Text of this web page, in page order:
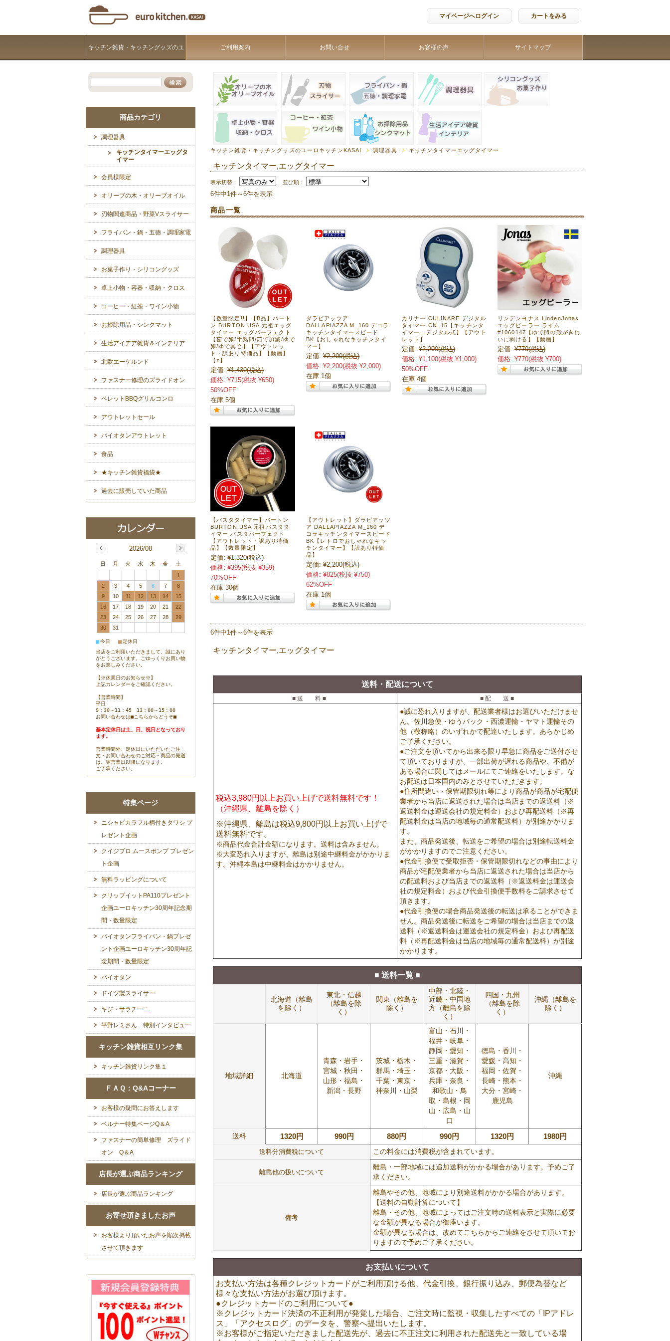
マイページへログイン カートをみる
キッチン雑貨・キッチングッズのユ
ーロキッチンKASAI
ご利用案内 お問い合せ お客様の声 サイトマップ
キッチン雑貨・キッチングッズのユーロキッチンKASAI 調理器具 キッチンタイマーエッグタイマー
キッチンタイマー,エッグタイマー
表示切替： 並び順：
6件中1件～6件を表示
商品一覧
【数量限定!!】【B品】バート
ン BURTON USA 元祖エッグ
タイマー エッグパーフェクト
【茹で卵/半熟卵/茹で加減/ゆで
卵/ゆで具合】【アウトレッ
ト・訳あり特価品】【動画】
【z】
定価: ¥1,430(税込)
価格: ¥715(税抜 ¥650)
50%OFF
在庫 5個
ダラピアッツア
DALLAPIAZZA M_160 デコラ
キッチンタイマースピード
BK【おしゃれなキッチンタイ
マー】
定価: ¥2,200(税込)
価格: ¥2,200(税抜 ¥2,000)
在庫 1個
カリナー CULINARE デジタル
タイマー CN_15【キッチンタ
イマー、デジタル式】【アウト
レット】
定価: ¥2,200(税込)
価格: ¥1,100(税抜 ¥1,000)
50%OFF
在庫 4個
リンデンヨナス LindenJonas
エッグピーラー ライム
#1060147【ゆで卵の殻がきれ
いに剥ける】【動画】
定価: ¥770(税込)
価格: ¥770(税抜 ¥700)
【パスタタイマー】バートン
BURTON USA 元祖パスタタ
イマー パスタパーフェクト
【アウトレット・訳あり特価
品】【数量限定】
定価: ¥1,320(税込)
価格: ¥395(税抜 ¥359)
70%OFF
在庫 30個
【アウトレット】ダラピアッツ
ア DALLAPIAZZA M_160 デ
コラキッチンタイマースピード
BK【レトロでおしゃれなキッ
チンタイマー】【訳あり特価
品】
定価: ¥2,200(税込)
価格: ¥825(税抜 ¥750)
62%OFF
在庫 1個
6件中1件～6件を表示
キッチンタイマー,エッグタイマー
送料・配送について
■ 送 料 ■ ■ 配 送 ■
税込3,980円以上お買い上げで送料無料です！
（沖縄県、離島を除く）
※沖縄県、離島は税込9,800円以上お買い上げで
送料無料です。
※商品代金合計金額になります。送料は含みません。
※大変恐れ入りますが、離島は別途中継料金がかかりま
す。沖縄本島は中継料金はかかりません。
●誠に恐れ入りますが、配送業者様はお選びいただけませ
ん。佐川急便・ゆうパック・西濃運輸・ヤマト運輸その
他（敬称略）のいずれかで配達いたします。あらかじめ
ご了承ください。
●ご注文を頂いてから出来る限り早急に商品をご送付させ
て頂いておりますが、一部出荷が遅れる商品や、不備が
ある場合に関してはメールにてご連絡をいたします。な
お配送は日本国内のみとさせていただきます。
●住所間違い・保管期限切れ等により商品が商品が宅配便
業者から当店に返送された場合は当店までの返送料（※
返送料金は運送会社の規定料金）および再配送料（※再
配送料金は当店の地域毎の通常配送料）が別途かかりま
す。
また、商品発送後、転送をご希望の場合は別途転送料金
がかかりますのでご注意ください。
●代金引換便で受取拒否・保管期限切れなどの事由により
商品が宅配便業者から当店に返送された場合は当店から
の配送料および当店までの返送料（※返送料金は運送会
社の規定料金）および代金引換便手数料をご請求させて
頂きます。
●代金引換便の場合商品発送後の転送は承ることができま
せん。商品発送後に転送をご希望の場合は当店までの返
送料（※返送料金は運送会社の規定料金）および再配送
料（※再配送料金は当店の地域毎の通常配送料）が別途
かかります。
■ 送料一覧 ■
北海道（離島
を除く）
東北・信越
（離島を除
く）
関東（離島を
除く）
中部・北陸・
近畿・中国地
方（離島を除
く）
四国・九州
（離島を除
く）
沖縄（離島を
除く）
地域詳細 北海道
青森・岩手・
宮城・秋田・
山形・福島・
新潟・長野
茨城・栃木・
群馬・埼玉・
千葉・東京・
神奈川・山梨
富山・石川・
福井・岐阜・
静岡・愛知・
三重・滋賀・
京都・大阪・
兵庫・奈良・
和歌山・鳥
取・島根・岡
山・広島・山
口
徳島・香川・
愛媛・高知・
福岡・佐賀・
長崎・熊本・
大分・宮崎・
鹿児島
沖縄
送料 1320円 990円 880円 990円 1320円 1980円
送料分消費税について この料金には消費税が含まれています。
離島他の扱いについて
離島・一部地域には追加送料がかかる場合があります。予めご了
承ください。
備考
離島やその他、地域により別途送料がかかる場合があります。
【送料の自動計算について】
離島・その他、地域によってはご注文時の送料表示と実際に必要
な金額が異なる場合が御座います。
金額が異なる場合は、改めてこちらからご連絡をさせて頂いてお
りますので予めご了承ください。
お支払いについて
お支払い方法は各種クレジットカードがご利用頂ける他、代金引換、銀行振り込み、郵便為替など
様々な支払い方法がお選び頂けます。
●クレジットカードのご利用について●
※クレジットカード決済の不正利用が発覚した場合、ご注文時に監視・収集したすべての「IPアドレ
ス」「アクセスログ」のデータを、警察へ提出いたします。
※お客様がご指定いただきました配送先が、過去に不正注文に利用された配送先と一致している場
商品カテゴリ
調理器具
キッチンタイマーエッグタ
イマー
会員様限定
オリーブの木・オリーブオイル
刃物関連商品・野菜Vスライサー
フライパン・鍋・五徳・調理家電
調理器具
お菓子作り・シリコングッズ
卓上小物・容器・収納・クロス
コーヒー・紅茶・ワイン小物
お掃除用品・シンクマット
生活アイデア雑貨＆インテリア
北欧エーケルンド
ファスナー修理のズライドオン
ペレットBBQグリルコンロ
アウトレットセール
バイオタンアウトレット
食品
★キッチン雑貨福袋★
過去に販売していた商品
2026/08
日 月 火 水 木 金
土
1
2
3 4 5 6 7
8
9
10 11 12 13 14
15
16
17 18 19 20 21
22
23
24 25 26 27 28
29
30
31
■今日 ■定休日
当店をご利用いただきまして、誠にあり
がとうございます。ごゆっくりお買い物
をお楽しみください。
【※休業日のお知らせ※】
上記カレンダーをご確認ください。
【営業時間】
平日
9：30～11：45 13：00～15：00
お問い合わせは■こちらからどうぞ■
基本定休日は土、日、祝日となっており
ます。
営業時間外、定休日にいただいたご注
文・お問い合わせのご対応・商品の発送
は、翌営業日以降になります。
ご了承ください。
特集ページ
ニシャビカラフル柄付きタワシ プ
レゼント企画
クイジプロ ムースポンプ プレゼン
ト企画
無料ラッピングについて
クリップイットPA110プレゼント
企画ユーロキッチン30周年記念期
間・数量限定
バイオタンフライパン・鍋プレゼ
ント企画ユーロキッチン30周年記
念期間・数量限定
バイオタン
ドイツ製スライサー
キジ・サラチーニ
平野レミさん 特別インタビュー
キッチン雑貨相互リンク集
キッチン雑貨リンク集１
ＦＡＱ：Q&Aコーナー
お客様の疑問にお答えします
ベルナー特集ページQ＆A
ファスナーの簡単修理 ズライド
オン Q＆A
店長が選ぶ商品ランキング
店長が選ぶ商品ランキング
お寄せ頂きましたお声
お客様より頂いたお声を順次掲載
させて頂きます